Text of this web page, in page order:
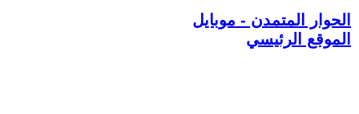
الحوار المتمدن - موبايل
الموقع الرئيسي